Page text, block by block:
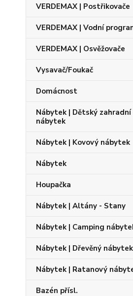
VERDEMAX | Postřikovače
VERDEMAX | Vodní
VERDEMAX | Osvěžovače
Vysavač/Foukač
Domácnost
Nábytek | Dětský zahradní
nábytek
Nábytek | Kovový nábytek
Nábytek
Houpačka
Nábytek | Altány - Stany
Nábytek | Camping
Nábytek | Dřevěný nábytek
Nábytek | Ratanový
Bazén přísl.